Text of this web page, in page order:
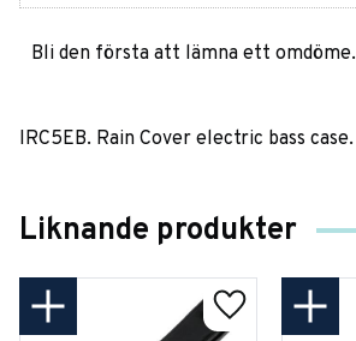
Bli den första att lämna ett omdöme.
IRC5EB. Rain Cover electric bass case.
Liknande produkter